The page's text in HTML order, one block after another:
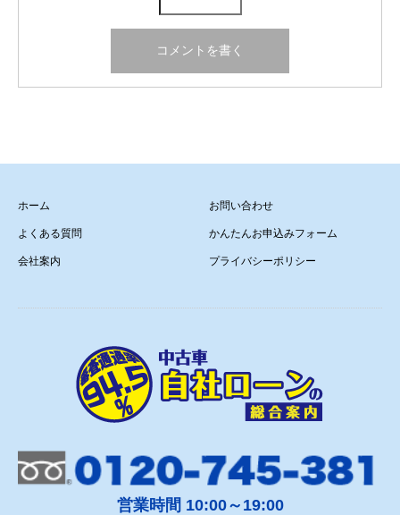
ホーム
よくある質問
会社案内
お問い合わせ
かんたんお申込みフォーム
プライバシーポリシー
営業時間 10:00～19:00